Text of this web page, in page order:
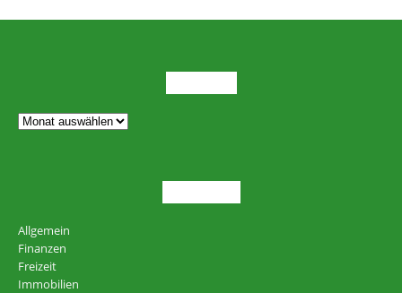
Allgemein
Finanzen
Freizeit
Immobilien